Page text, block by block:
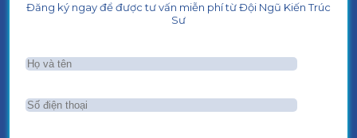
Đăng ký ngay để được tư vấn miễn phí từ Đội Ngũ Kiến Trúc
Sư